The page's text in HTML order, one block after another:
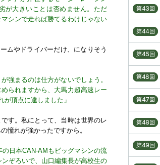
が大きいことは否めません。ただ
シンで走れば勝てるわけじゃない
ムやドライバーだけ、になりそう
強まるのは仕方がないでしょう。
られますから、大馬力超高速レー
頂点に達しました」
す。私にとって、当時は世界のレ
憧れが強かったですから。
の日本CAN-AMもビッグマシンの流
ぞろいで、山口編集長が高校生の